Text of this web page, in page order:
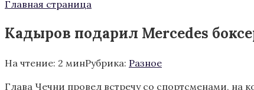
Главная страница
Кадыров подарил Mercedes
На чтение: 2 минРубрика: Разное
Глава Чечни провел встречу со спортсменами, на